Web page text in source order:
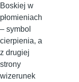
Boskiej w
płomieniach
– symbol
cierpienia, a
z drugiej
strony
wizerunek